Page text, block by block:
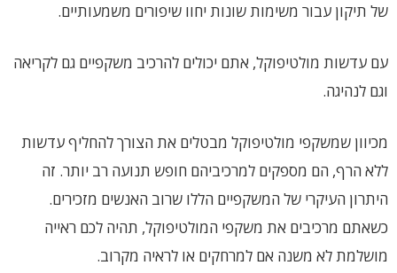
של תיקון עבור משימות שונות יחוו שיפורים משמעותיים.
עם עדשות מולטיפוקל, אתם יכולים להרכיב משקפיים גם לקריאה
וגם לנהיגה.
מכיוון שמשקפי מולטיפוקל מבטלים את הצורך להחליף עדשות
ללא הרף, הם מספקים למרכיביהם חופש תנועה רב יותר. זה
היתרון העיקרי של המשקפיים הללו שרוב האנשים מזכירים.
כשאתם מרכיבים את משקפי המולטיפוקל, תהיה לכם ראייה
מושלמת לא משנה אם למרחקים או לראיה מקרוב.